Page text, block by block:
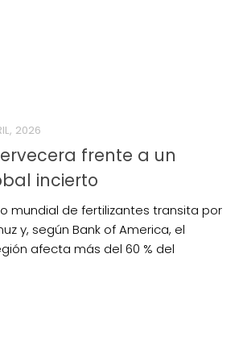
2026
frente a un
incierto
mundial de fertilizantes transita por
y, según Bank of America, el
afecta más del 60 % del